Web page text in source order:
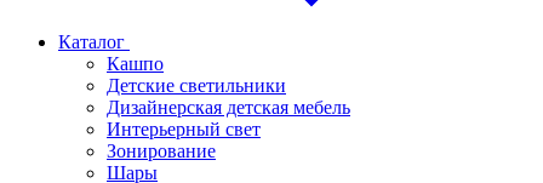
Каталог
Кашпо
Детские светильники
Дизайнерская детская мебель
Интерьерный свет
Зонирование
Шары